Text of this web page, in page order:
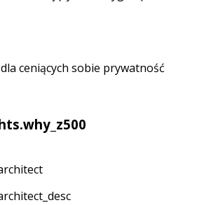
dla ceniących sobie prywatność